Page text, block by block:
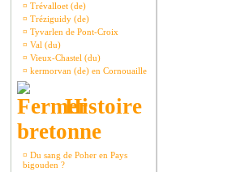
¤ Trévalloet (de)
¤ Tréziguidy (de)
¤ Tyvarlen de Pont-Croix
¤ Val (du)
¤ Vieux-Chastel (du)
¤ kermorvan (de) en Cornouaille
Histoire
bretonne
¤ Du sang de Poher en Pays
bigouden ?